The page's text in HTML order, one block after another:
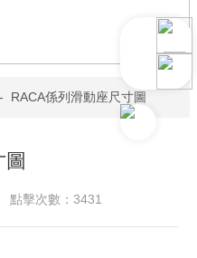
係列滑動座尺寸圖
點擊次數：3431